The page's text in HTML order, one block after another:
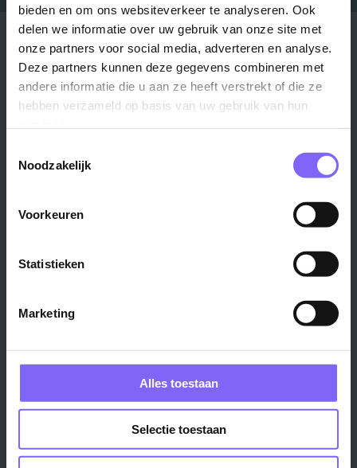
bieden en om ons websiteverkeer te analyseren. Ook
delen we informatie over uw gebruik van onze site met
onze partners voor social media, adverteren en analyse.
Deze partners kunnen deze gegevens combineren met
andere informatie die u aan ze heeft verstrekt of die ze
hebben verzameld op basis van uw gebruik van hun
Noodzakelijk
Voorkeuren
Statistieken
Marketing
Alles toestaan
Selectie toestaan
Stad
Maastricht ›
Venlo ›
Weert ›
Regio
Zuid-Limburg ›
Midden-Limburg ›
Noord-Limburg ›
Onderwijs ›
Zorg & welzijn ›
Productiemedewerker ›
Administratief medewerker ›
Bedrijf
Zuyderland ›